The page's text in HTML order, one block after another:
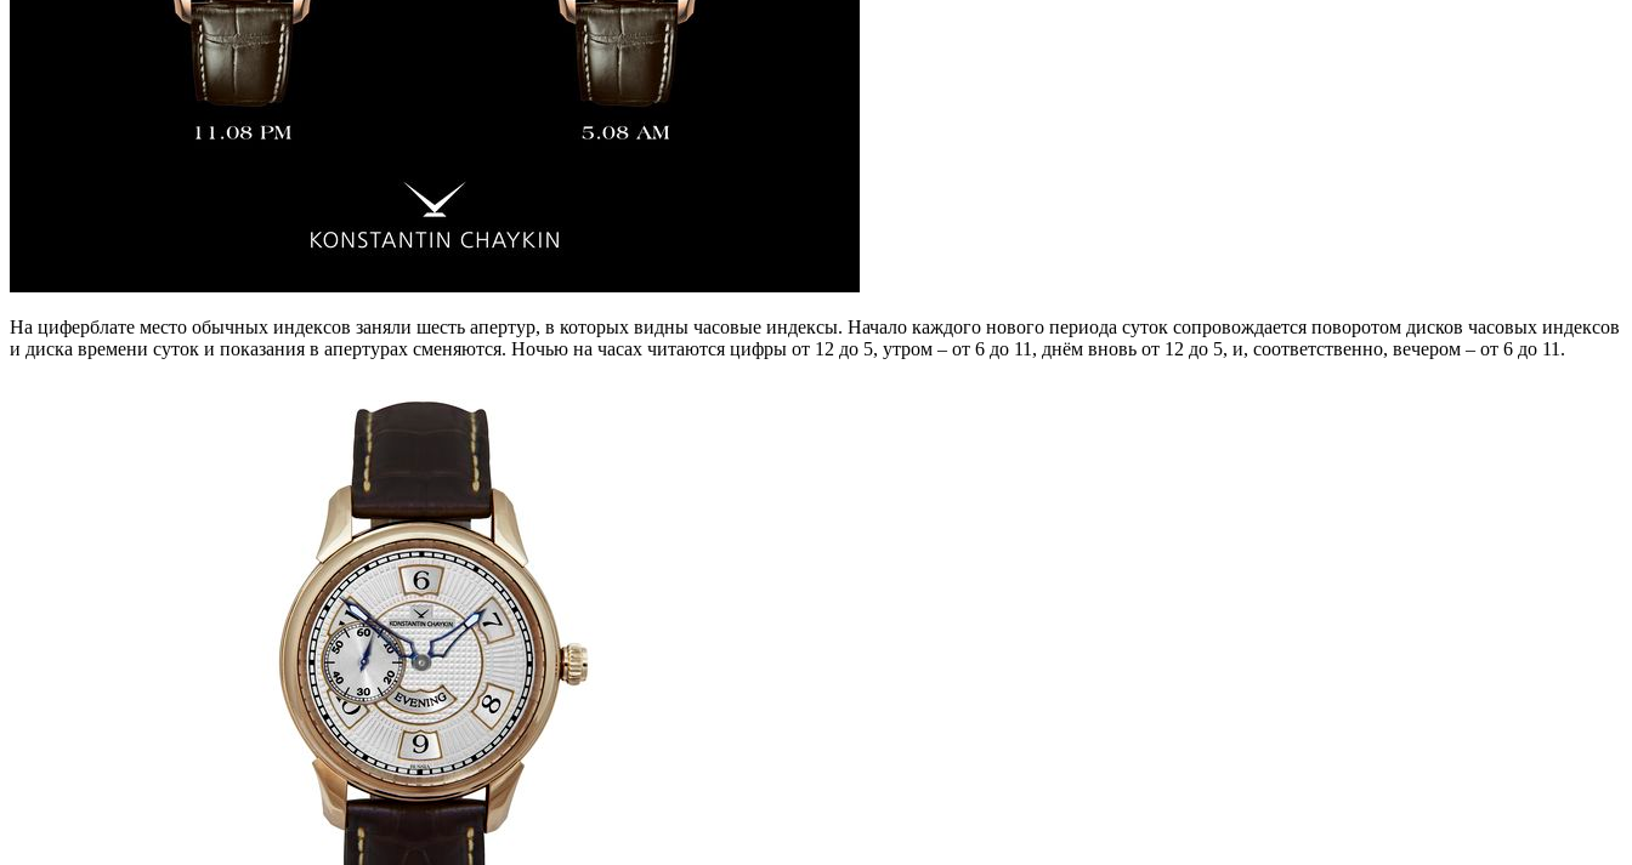
На циферблате место обычных индексов заняли шесть апертур, в которых видны часовые индексы. Начало каждого нового периода суток сопровождается поворотом дисков часовых индексов
и диска времени суток и показания в апертурах сменяются. Ночью на часах читаются цифры от 12 до 5, утром – от 6 до 11, днём вновь от 12 до 5, и, соответственно, вечером – от 6 до 11.